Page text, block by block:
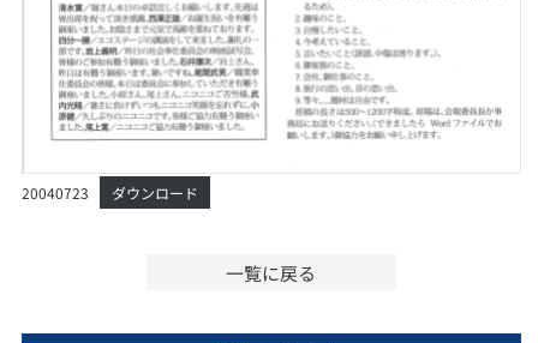
20040723 ダウンロード
一覧に戻る